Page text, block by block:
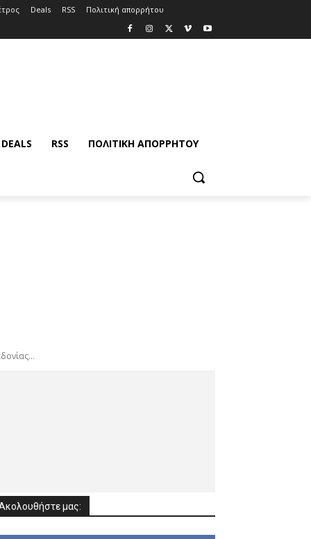
Deals RSS Πολιτική απορρήτου
DEALS RSS ΠΟΛΙΤΙΚΉ ΑΠΟΡΡΉΤΟΥ
μας: